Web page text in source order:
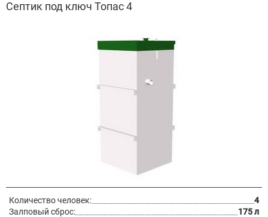
Септик под ключ Топас 4
Количество человек:
4
Залповый сброс:
175 л